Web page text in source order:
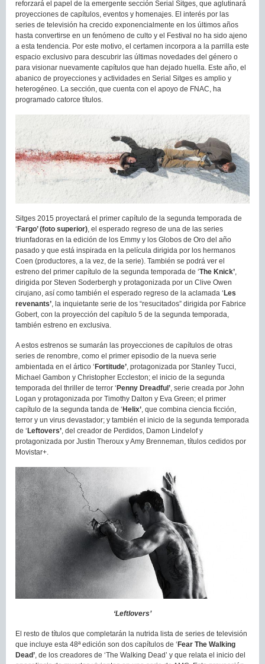
reforzará el papel de la emergente sección Serial Sitges, que aglutinará
proyecciones de capítulos, eventos y homenajes. El interés por las
series de televisión ha crecido exponencialmente en los últimos años
hasta convertirse en un fenómeno de culto y el Festival no ha sido ajeno
a esta tendencia. Por este motivo, el certamen incorpora a la parrilla este
espacio exclusivo para descubrir las últimas novedades del género o
para visionar nuevamente capítulos que han dejado huella. Este año, el
abanico de proyecciones y actividades en Serial Sitges es amplio y
heterogéneo. La sección, que cuenta con el apoyo de FNAC, ha
programado catorce títulos.
Sitges 2015 proyectará el primer capítulo de la segunda temporada de
‘Fargo’ (foto superior) , el esperado regreso de una de las series
triunfadoras en la edición de los Emmy y los Globos de Oro del año
pasado y que está inspirada en la película dirigida por los hermanos
Coen (productores, a la vez, de la serie). También se podrá ver el
estreno del primer capítulo de la segunda temporada de ‘The Knick’
dirigida por Steven Soderbergh y protagonizada por un Clive Owen
cirujano, así como también el esperado regreso de la aclamada ‘Les
revenants’ , la inquietante serie de los “resucitados” dirigida por Fabrice
Gobert, con la proyección del capítulo 5 de la segunda temporada,
también estreno en exclusiva.
A estos estrenos se sumarán las proyecciones de capítulos de otras
series de renombre, como el primer episodio de la nueva serie
ambientada en el ártico ‘Fortitude’ , protagonizada por Stanley Tucci,
Michael Gambon y Christopher Eccleston; el inicio de la segunda
temporada del thriller de terror ‘Penny Dreadful’ , serie creada por John
Logan y protagonizada por Timothy Dalton y Eva Green; el primer
capítulo de la segunda tanda de ‘Helix’ , que combina ciencia ficción,
terror y un virus devastador; y también el inicio de la segunda temporada
de ‘Leftovers’ , del creador de Perdidos, Damon Lindelof y
protagonizada por Justin Theroux y Amy Brenneman, títulos cedidos por
Movistar+.
‘Leftlovers’
El resto de títulos que completarán la nutrida lista de series de televisión
que incluye esta 48ª edición son dos capítulos de ‘ Fear The Walking
Dead’, de los creadores de ‘The Walking Dead’ y que relata el inicio del